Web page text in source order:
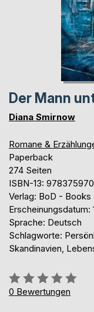
Der Mann
Diana Smirnow
Romane &
Paperback
274 Seiten
ISBN-13:
Verlag: BoD - Books
Erscheinungsdatum:
Sprache: Deutsch
Schlagworte:
Skandinavien,
Bewertung::
0%
0 Bewertungen